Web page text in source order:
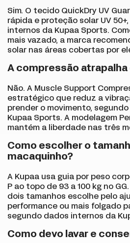
Sim. O tecido QuickDry UV
rápida e proteção solar UV
internos da Kupaa Sports.
mais vazado, a marca
solar nas áreas cobertas por
A compressão
Não. A Muscle Support
estratégico que reduz a
prender o movimento,
Kupaa Sports. A modelagem
mantém a liberdade nas três
Como escolher o
macaquinho?
A Kupaa usa guia por peso
P ao topo de 93 a 100 kg no
dois tamanhos escolhe pelo
performance ou mais folgado
segundo dados internos da
Como devo lavar e